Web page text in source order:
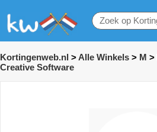
Kortingenweb.nl > Alle Winkels > M >
Creative Software